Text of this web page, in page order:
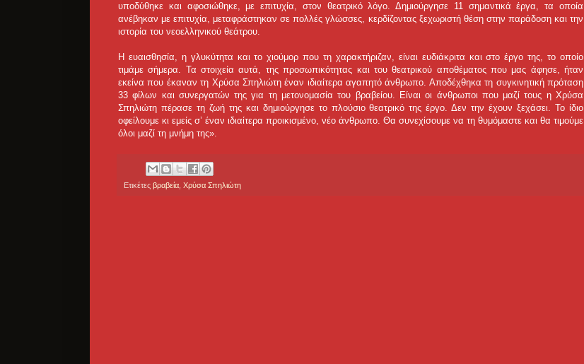
υποδύθηκε και αφοσιώθηκε, με επιτυχία, στον θεατρικό λόγο. Δημιούργησε 11 σημαντικά έργα, τα οποία
ανέβηκαν με επιτυχία, μεταφράστηκαν σε πολλές γλώσσες, κερδίζοντας ξεχωριστή θέση στην παράδοση και την
ιστορία του νεοελληνικού θεάτρου.
Η ευαισθησία, η γλυκύτητα και το χιούμορ που τη χαρακτήριζαν, είναι ευδιάκριτα και στο έργο της, το οποίο
τιμάμε σήμερα. Τα στοιχεία αυτά, της προσωπικότητας και του θεατρικού αποθέματος που μας άφησε, ήταν
εκείνα που έκαναν τη Χρύσα Σπηλιώτη έναν ιδιαίτερα αγαπητό άνθρωπο. Αποδέχθηκα τη συγκινητική πρόταση
33 φίλων και συνεργατών της για τη μετονομασία του βραβείου. Είναι οι άνθρωποι που μαζί τους η Χρύσα
Σπηλιώτη πέρασε τη ζωή της και δημιούργησε το πλούσιο θεατρικό της έργο. Δεν την έχουν ξεχάσει. Το ίδιο
οφείλουμε κι εμείς σ’ έναν ιδιαίτερα προικισμένο, νέο άνθρωπο. Θα συνεχίσουμε να τη θυμόμαστε και θα τιμούμε
όλοι μαζί τη μνήμη της».
Ετικέτες βραβεία Χρύσα Σπηλιώτη